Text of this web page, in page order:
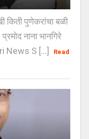
पुणेकरांचा बळी
नाना भानगिरे
News S [...]
Read